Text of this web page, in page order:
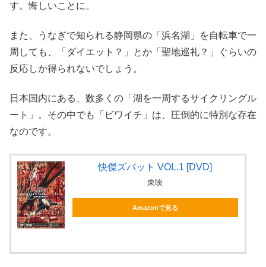
す。悔しいことに。
また、うなぎで知られる静岡県の「浜名湖」を自転車で一
周しても、「ダイエット？」とか「聖地巡礼？」ぐらいの
反応しか得られないでしょう。
日本国内にある、数多くの「湖を一周するサイクリングル
ート」。その中でも「ビワイチ」は、圧倒的に特別な存在
なのです。
快傑ズバット VOL.1 [DVD]
東映
Amazonで見る